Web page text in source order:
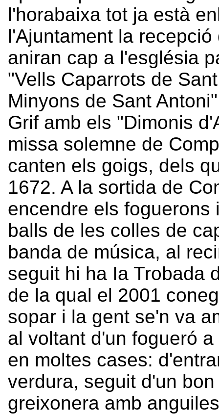
l'horabaixa tot ja està
l'Ajuntament la
aniran cap a l'església
"Vells Caparrots de
Minyons de Sant
Grif amb els "Dimonis
missa solemne de
canten els goigs, dels
1672. A la sortida de
encendre els
balls de les colles de
banda de música, al
seguit hi ha Ia Trobada
de la qual el 2001
sopar i la gent se'n va
al voltant d'un fogueró
en moltes cases:
verdura, seguit d'un
greixonera amb